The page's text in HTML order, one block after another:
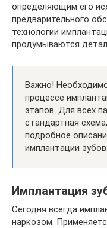
определяющим его
предварительного
технологии
продумываются
Важно!
процессе
этапов. Для всех
стандартная
подробное
имплантации зубов.
Имплантация
Сегодня всегда
наркозом.